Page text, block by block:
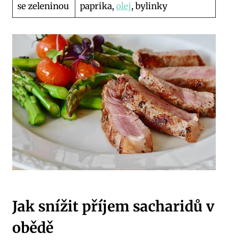
se zeleninou
paprika,olej, bylinky
Jak snížit příjem sacharidů v‍
obědě